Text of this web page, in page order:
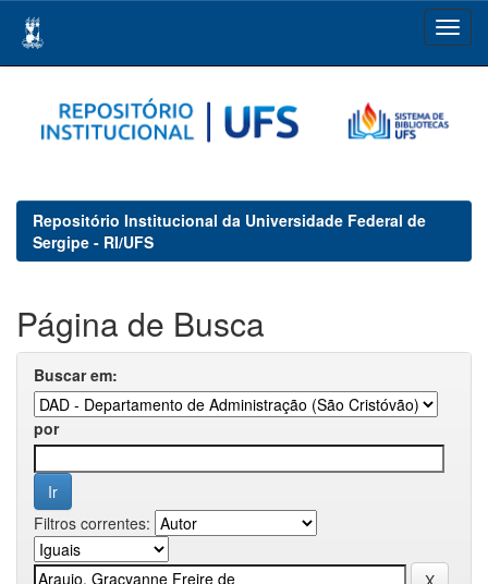
navigation
Repositório Institucional da Universidade Federal de
Sergipe - RI/UFS
Página de Busca
Buscar em:
por
Filtros correntes: